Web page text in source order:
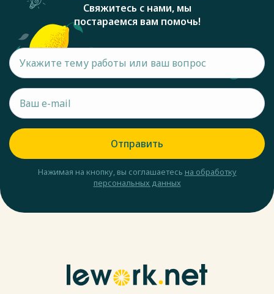
Свяжитесь с нами, мы
постараемся вам помочь!
Отправить
Нажимая на кнопку, вы соглашаетесь на обработку
персональных данных